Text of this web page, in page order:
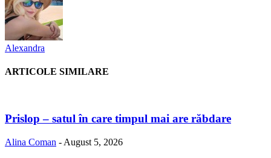
Alexandra
ARTICOLE SIMILARE
Prislop – satul în care timpul mai are răbdare
Alina Coman - August 5, 2026